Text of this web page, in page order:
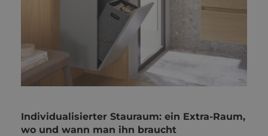
Individualisierter Stauraum: ein Extra-Raum,
wo und wann man ihn braucht